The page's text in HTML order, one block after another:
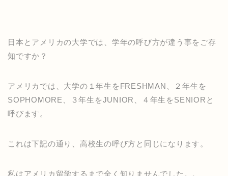
日本とアメリカの大学では、学年の呼び方が違う事をご存
知ですか？
アメリカでは、大学の１年生をFRESHMAN、２年生を
SOPHOMORE、３年生をJUNIOR、４年生をSENIORと
呼びます。
これは下記の通り、高校生の呼び方と同じになります。
私はアメリカ留学するまで全く知りませんでした。。